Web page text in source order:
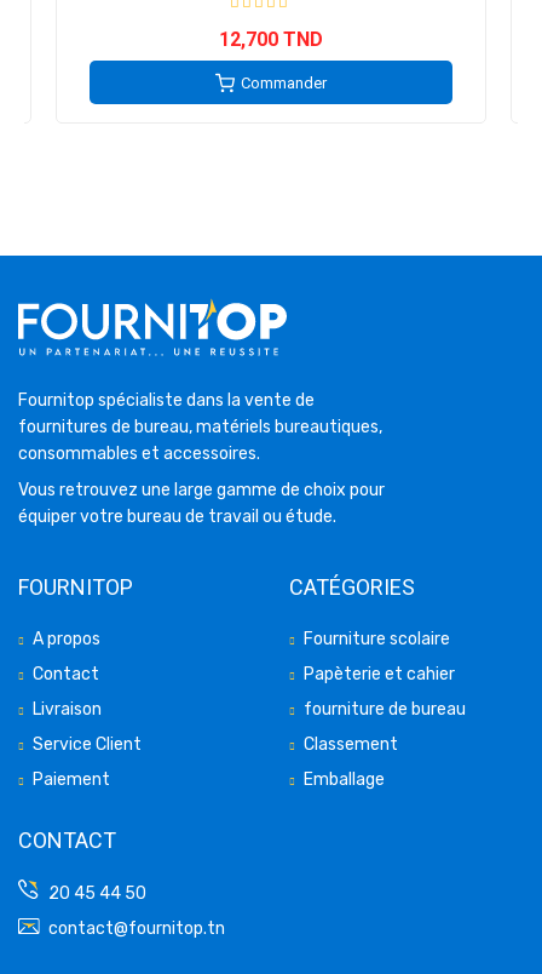
12,700 TND
Commander
Fournitop spécialiste dans la vente de
fournitures de bureau, matériels bureautiques,
consommables et accessoires.
Vous retrouvez une large gamme de choix pour
équiper votre bureau de travail ou étude.
FOURNITOP
A propos
Contact
Livraison
Service Client
Paiement
CATÉGORIES
Fourniture scolaire
Papèterie et cahier
fourniture de bureau
Classement
Emballage
CONTACT
20 45 44 50
contact@fournitop.tn